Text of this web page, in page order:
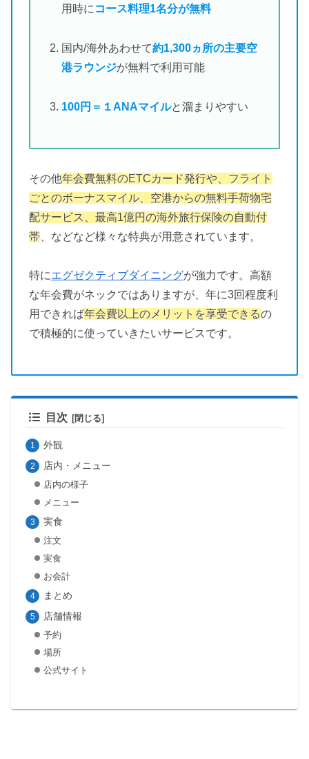
用時にコース料理1名分が無料
国内/海外あわせて約1,300ヵ所の主要空
港ラウンジが無料で利用可能
100円＝１ANAマイルと溜まりやすい
その他年会費無料のETCカード発行や、フライト
ごとのボーナスマイル、空港からの無料手荷物宅
配サービス、最高1億円の海外旅行保険の自動付
帯 、などなど様々な特典が用意されています。
特にエグゼクティブダイニングが強力です。高額
な年会費がネックではありますが、年に3回程度利
用できれば年会費以上のメリットを享受できるの
で積極的に使っていきたいサービスです。
目次
外観
店内・メニュー
店内の様子
メニュー
実食
注文
実食
お会計
まとめ
店舗情報
予約
場所
公式サイト